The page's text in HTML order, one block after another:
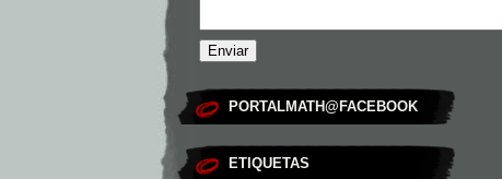
PORTALMATH@FACEBOOK
ETIQUETAS